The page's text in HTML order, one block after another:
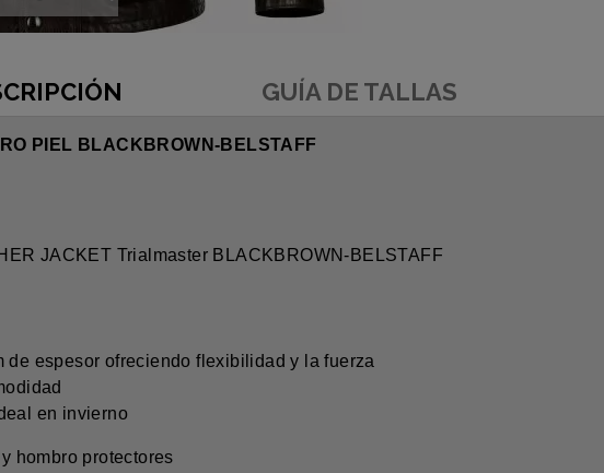
GUÍA DE TALLAS
PIEL BLACKBROWN-BELSTAFF
JACKET Trialmaster BLACKBROWN-BELSTAFF
de espesor ofreciendo flexibilidad y la fuerza
en invierno
hombro protectores